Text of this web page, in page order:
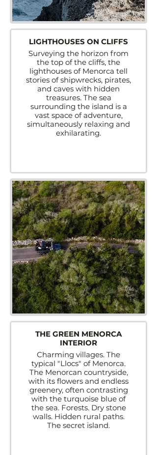
LIGHTHOUSES ON CLIFFS
Surveying the horizon from
the top of the cliffs, the
lighthouses of Menorca tell
stories of shipwrecks, pirates,
and caves with hidden
treasures. The sea
surrounding the island is a
vast space of adventure,
simultaneously relaxing and
exhilarating.
THE GREEN MENORCA
INTERIOR
Charming villages. The
typical "Llocs" of Menorca.
The Menorcan countryside,
with its flowers and endless
greenery, often contrasting
with the turquoise blue of
the sea. Forests. Dry stone
walls. Hidden rural paths.
The secret island.